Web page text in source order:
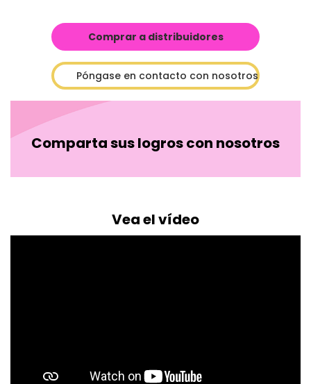
Comprar a distribuidores
Póngase en contacto con nosotros
Comparta sus logros con nosotros
Vea el vídeo